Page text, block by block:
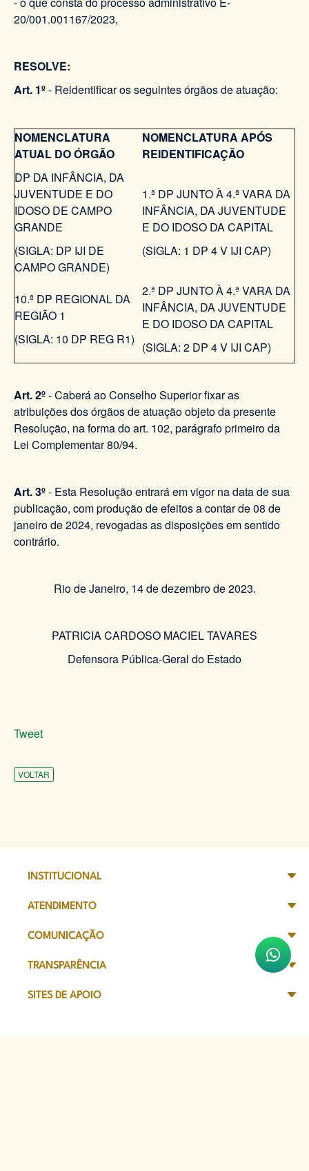
20/001.001167/2023,
RESOLVE:
Art. 1º- Reidentificar os seguintes órgãos de atuação:
NOMENCLATURA
ATUAL DO ÓRGÃO
NOMENCLATURA APÓS
REIDENTIFICAÇÃO
DP DA INFÂNCIA, DA
JUVENTUDE E DO
IDOSO DE CAMPO
GRANDE
(SIGLA: DP IJI DE
CAMPO GRANDE)
1.ª DP JUNTO À 4.ª VARA DA
INFÂNCIA, DA JUVENTUDE
E DO IDOSO DA CAPITAL
(SIGLA: 1 DP 4 V IJI CAP)
10.ª DP REGIONAL DA
REGIÃO 1
(SIGLA: 10 DP REG R1)
2.ª DP JUNTO À 4.ª VARA DA
INFÂNCIA, DA JUVENTUDE
E DO IDOSO DA CAPITAL
(SIGLA: 2 DP 4 V IJI CAP)
Art. 2º- Caberá ao Conselho Superior fixar as
atribuições dos órgãos de atuação objeto da presente
Resolução, na forma do art. 102, parágrafo primeiro da
Lei Complementar 80/94.
Art. 3º- Esta Resolução entrará em vigor na data de sua
publicação, com produção de efeitos a contar de 08 de
janeiro de 2024, revogadas as disposições em sentido
contrário.
Rio de Janeiro, 14 de dezembro de 2023.
PATRICIA CARDOSO MACIEL TAVARES
Defensora Pública-Geral do Estado
Tweet
VOLTAR
INSTITUCIONAL
ATENDIMENTO
COMUNICAÇÃO
TRANSPARÊNCIA
SITES DE APOIO